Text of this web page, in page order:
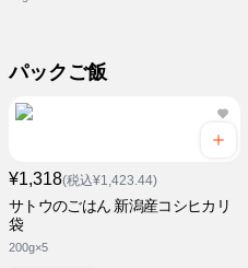
パックご飯
¥1,318(税込¥1,423.44)
サトウのごはん 新潟産コシヒカリ
袋
200g×5